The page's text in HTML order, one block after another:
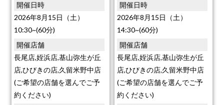
開催日時
2026年8月15日（土）
10:30~(60分)
開催店舗
長尾店,姪浜店,基山弥生が丘
店,ひびきの店,久留米野中店
(ご希望の店舗を選んでご予
約ください)
開催日時
2026年8月15日（土）
14:30~(60分)
開催店舗
長尾店,姪浜店,基山弥生が丘
店,ひびきの店,久留米野中店
(ご希望の店舗を選んでご予
約ください)